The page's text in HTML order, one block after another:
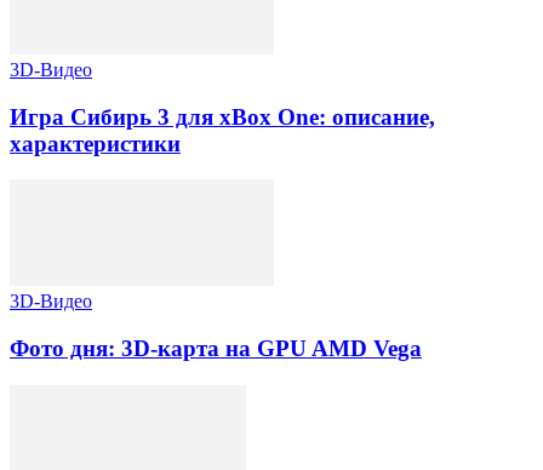
3D-Видео
Игра Сибирь 3 для xBox One: описание,
характеристики
3D-Видео
Фото дня: 3D-карта на GPU AMD Vega